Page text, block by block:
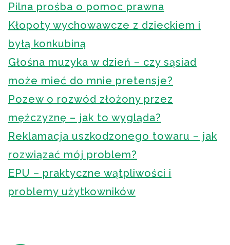
Pilna prośba o pomoc prawna
Kłopoty wychowawcze z dzieckiem i
byłą konkubiną
Głośna muzyka w dzień – czy sąsiad
może mieć do mnie pretensje?
Pozew o rozwód złożony przez
mężczyznę – jak to wygląda?
Reklamacja uszkodzonego towaru – jak
rozwiązać mój problem?
EPU – praktyczne wątpliwości i
problemy użytkowników